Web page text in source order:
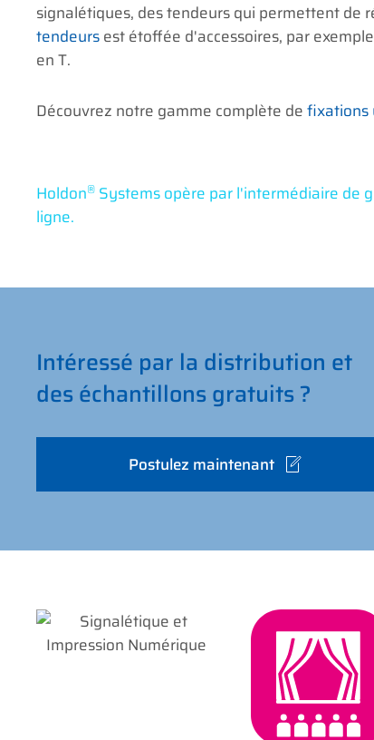
signalétiques, des tendeurs qui permettent de
tendeursest étoffée d'accessoires, par
en T.
Découvrez notre gamme complète defixations
Holdon® Systems opère par l'intermédiaire de
ligne.
Intéressé par la distribution et
des échantillons gratuits ?
Postulez maintenant
Signalé­tique et
Impression
Numérique
Événemen­tiel
et Spectacles